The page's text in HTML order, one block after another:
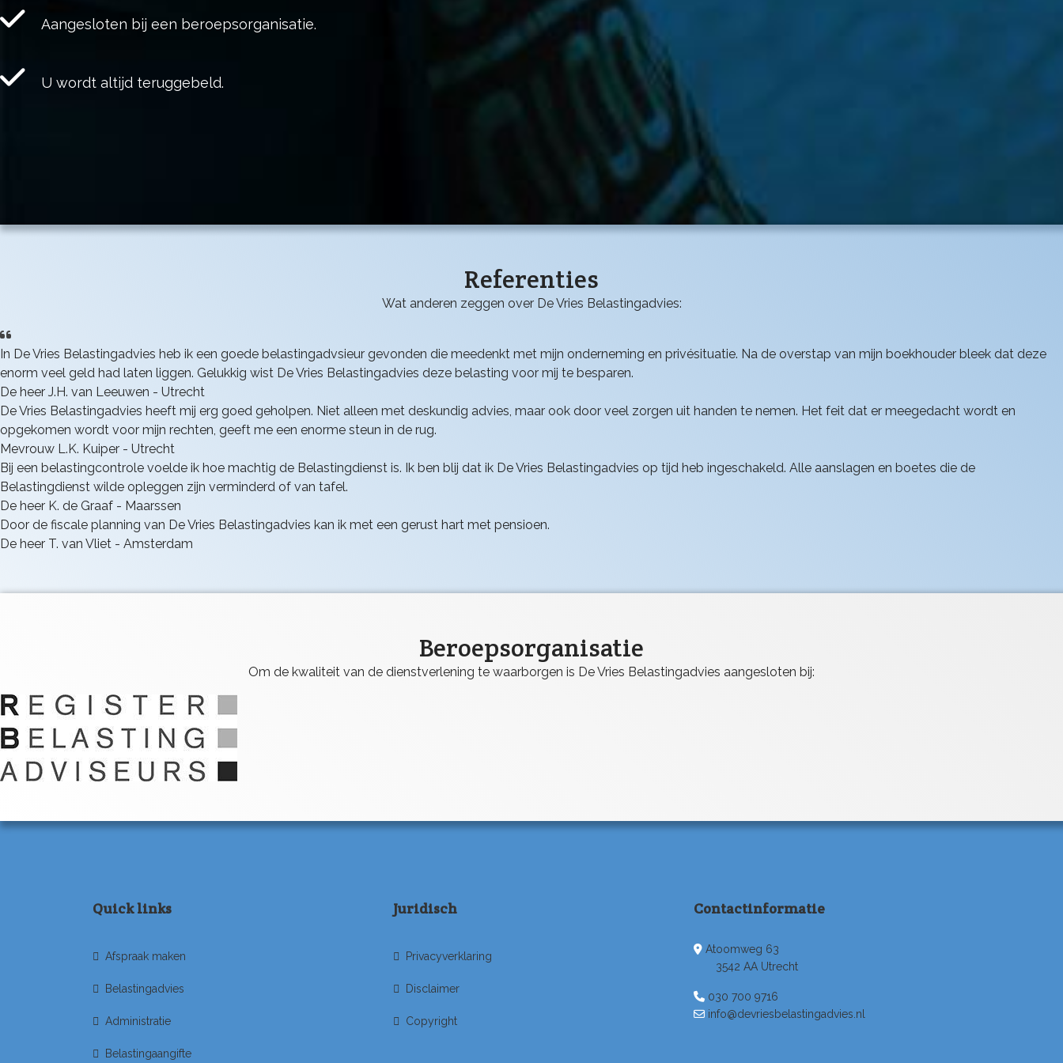
Aangesloten bij een beroepsorganisatie.
U wordt altijd teruggebeld.
Referenties
Wat anderen zeggen over De Vries Belastingadvies:
In De Vries Belastingadvies heb ik een goede belastingadvsieur gevonden die meedenkt met mijn onderneming en privésituatie. Na de overstap van mijn boekhouder bleek dat deze
enorm veel geld had laten liggen. Gelukkig wist De Vries Belastingadvies deze belasting voor mij te besparen.
De heer J.H. van Leeuwen - Utrecht
De Vries Belastingadvies heeft mij erg goed geholpen. Niet alleen met deskundig advies, maar ook door veel zorgen uit handen te nemen. Het feit dat er meegedacht wordt en
opgekomen wordt voor mijn rechten, geeft me een enorme steun in de rug.
Mevrouw L.K. Kuiper - Utrecht
Bij een belastingcontrole voelde ik hoe machtig de Belastingdienst is. Ik ben blij dat ik De Vries Belastingadvies op tijd heb ingeschakeld. Alle aanslagen en boetes die de
Belastingdienst wilde opleggen zijn verminderd of van tafel.
De heer K. de Graaf - Maarssen
Door de fiscale planning van De Vries Belastingadvies kan ik met een gerust hart met pensioen.
De heer T. van Vliet - Amsterdam
Beroepsorganisatie
Om de kwaliteit van de dienstverlening te waarborgen is De Vries Belastingadvies aangesloten bij:
Quick links
Afspraak maken
Belastingadvies
Administratie
Belastingaangifte
Juridisch
Privacyverklaring
Disclaimer
Copyright
Contactinformatie
Atoomweg 63
3542 AA Utrecht
030 700 9716
info@devriesbelastingadvies.nl